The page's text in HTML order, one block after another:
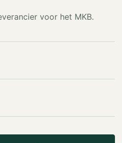
voor het MKB.